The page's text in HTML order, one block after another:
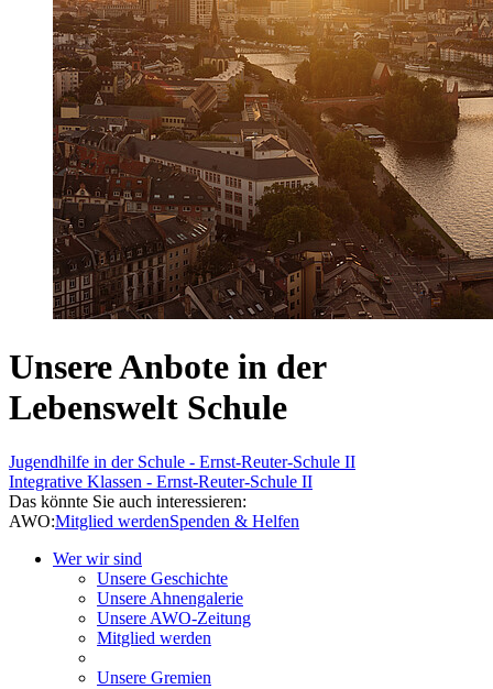
Unsere Anbote in der
Lebenswelt Schule
Jugendhilfe in der Schule - Ernst-Reuter-Schule II
Integrative Klassen - Ernst-Reuter-Schule II
Das könnte Sie auch interessieren:
AWO:Mitglied werdenSpenden & Helfen
Wer wir sind
Unsere Geschichte
Unsere Ahnengalerie
Unsere AWO-Zeitung
Mitglied werden
Unsere Gremien